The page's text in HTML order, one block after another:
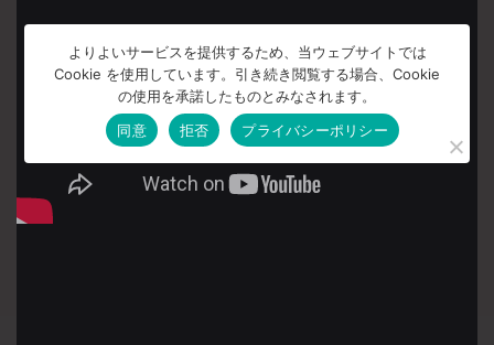
よりよいサービスを提供するため、当ウェブサイトでは
Cookie を使用しています。引き続き閲覧する場合、Cookie
の使用を承諾したものとみなされます。
同意
拒否 プライバシーポリシー